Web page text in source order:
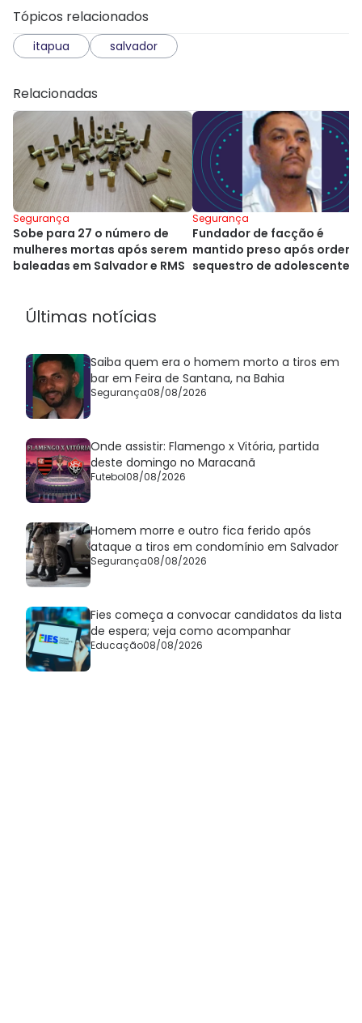
Tópicos relacionados
itapua salvador
Relacionadas
Segurança
Sobe para 27 o número de
mulheres mortas após serem
baleadas em Salvador e RMS
Segurança
Fundador de facção é
mantido preso após
sequestro de adolescente
Últimas notícias
Saiba quem era o homem morto a tiros em
bar em Feira de Santana, na Bahia
Segurança08/08/2026
Onde assistir: Flamengo x Vitória, partida
deste domingo no Maracanã
Futebol08/08/2026
Homem morre e outro fica ferido após
ataque a tiros em condomínio em Salvador
Segurança08/08/2026
Fies começa a convocar candidatos da lista
de espera; veja como acompanhar
Educação08/08/2026